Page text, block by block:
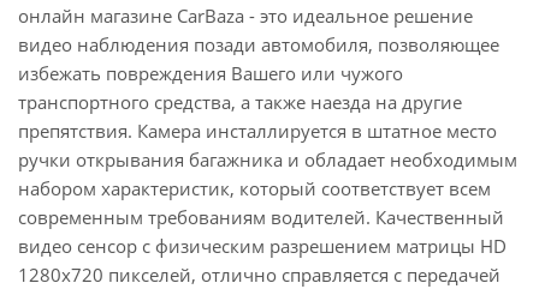
онлайн магазине CarBaza - это идеальное решение
видео наблюдения позади автомобиля, позволяющее
избежать повреждения Вашего или чужого
транспортного средства, а также наезда на другие
препятствия. Камера инсталлируется в штатное место
ручки открывания багажника и обладает необходимым
набором характеристик, который соответствует всем
современным требованиям водителей. Качественный
видео сенсор с физическим разрешением матрицы HD
1280х720 пикселей, отлично справляется с передачей